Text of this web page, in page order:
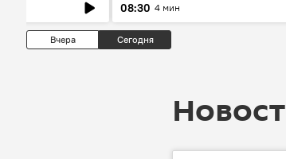
08:30 4 мин
Вчера Сегодня